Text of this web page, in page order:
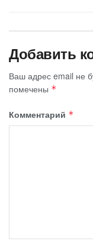
Добавить
Ваш адрес email не
помечены *
Комментарий *